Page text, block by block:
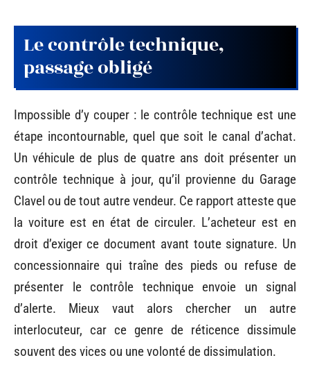
Le contrôle technique,
passage obligé
Impossible d’y couper : le contrôle technique est une
étape incontournable, quel que soit le canal d’achat.
Un véhicule de plus de quatre ans doit présenter un
contrôle technique à jour, qu’il provienne du Garage
Clavel ou de tout autre vendeur. Ce rapport atteste que
la voiture est en état de circuler. L’acheteur est en
droit d’exiger ce document avant toute signature. Un
concessionnaire qui traîne des pieds ou refuse de
présenter le contrôle technique envoie un signal
d’alerte. Mieux vaut alors chercher un autre
interlocuteur, car ce genre de réticence dissimule
souvent des vices ou une volonté de dissimulation.